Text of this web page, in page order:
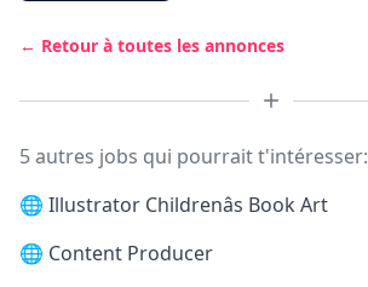
← Retour à toutes les annonces
5 autres jobs qui pourrait t'intéresser:
🌐 Illustrator Childrenâs Book Art
🌐 Content Producer